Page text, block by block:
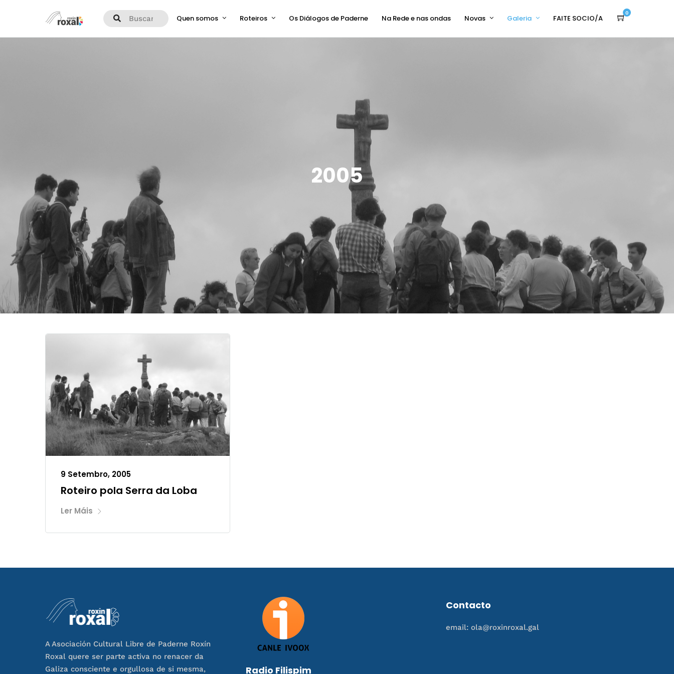
Quen somos Roteiros Os Diálogos de Paderne Na Rede e nas ondas Novas Galeria FAITE SOCIO/A
0
2005
9 Setembro, 2005
Roteiro pola Serra da Loba
Ler Máis
A Asociación Cultural Libre de Paderne Roxín
Roxal quere ser parte activa no renacer da
Galiza consciente e orgullosa de si mesma,
Contacto
email: ola@roxinroxal.gal
Radio Filispim